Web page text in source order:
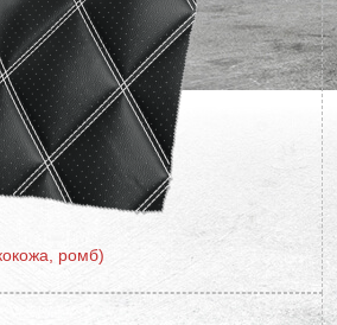
ромб)